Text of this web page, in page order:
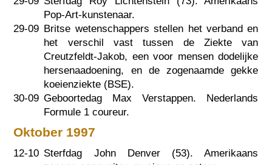
Pop-Art-kunstenaar.
29-09 Britse wetenschappers stellen het verband en
het verschil vast tussen de Ziekte van
Creutzfeldt-Jakob, een voor mensen dodelijke
hersenaadoening, en de zogenaamde gekke
koeienziekte (BSE).
30-09 Geboortedag Max Verstappen. Nederlands
Formule 1 coureur.
Oktober 1997
12-10 Sterfdag John Denver (53). Amerikaans